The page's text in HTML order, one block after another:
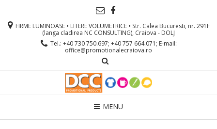
FIRME LUMINOASE • LITERE VOLUMETRICE • Str. Calea Bucuresti, nr. 291F
(langa cladirea NC CONSULTING), Craiova - DOLJ
Tel.: +40 730 750.697; +40 757 664.071; E-mail:
office@promotionalecraiova.ro
MENU